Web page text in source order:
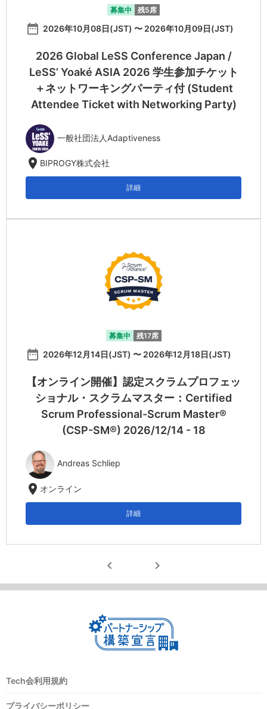
募集中 残5席
date_range 2026年10月08日(JST) 〜 2026年10月09日(JST)
2026 Global LeSS Conference Japan /
LeSS’ Yoaké ASIA 2026 学生参加チケット
＋ネットワーキングパーティ付 (Student
Attendee Ticket with Networking Party)
一般社団法人Adaptiveness
location_on BIPROGY株式会社
詳細
募集中 残17席
date_range 2026年12月14日(JST) 〜 2026年12月18日(JST)
【オンライン開催】認定スクラムプロフェッ
ショナル・スクラムマスター：Certified
Scrum Professional-Scrum Master®
(CSP-SM®) 2026/12/14 - 18
Andreas Schliep
location_on オンライン
詳細
chevron_left chevron_right
Tech会利用規約
プライバシーポリシー